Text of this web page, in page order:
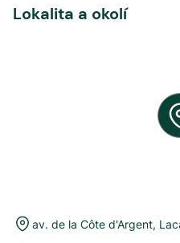
Lokalita a okolí
av. de la Côte d'Argent,